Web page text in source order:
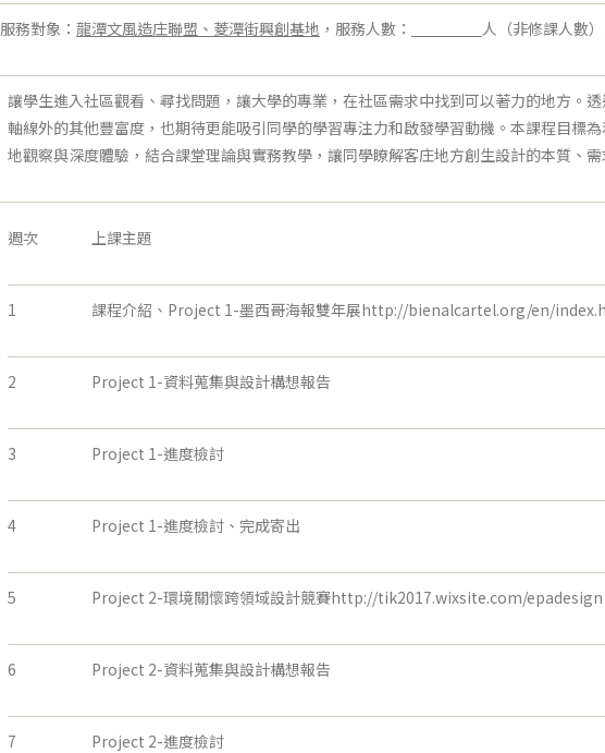
服務對象： 龍潭文風造庄聯盟、菱潭街興創基地 ，服務人數： 人（非修課人數
讓學生進入社區觀看、尋找問題，讓大學的專業，在社區需求中找到可以著力的地方。
軸線外的其他豐富度，也期待更能吸引同學的學習專注力和啟發學習動機。本課程目標
地觀察與深度體驗，結合課堂理論與實務教學，讓同學瞭解客庄地方創生設計的本質、
週次 上課主題
1 課程介紹、Project 1-墨西哥海報雙年展http://bienalcartel.org/en/
2 Project 1-資料蒐集與設計構想報告
3 Project 1-進度檢討
4 Project 1-進度檢討、完成寄出
5 Project 2-環境關懷跨領域設計競賽http://tik2017.wixsite.com/epadesign
6 Project 2-資料蒐集與設計構想報告
7 Project 2-進度檢討